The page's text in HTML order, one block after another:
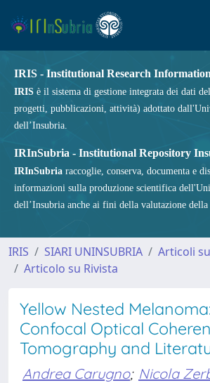
IRIS - Institutional Research
IRIS è il sistema di gestione integrata dei dati
progetti, pubblicazioni, attività) adottato
dell’Insubria.
IRInSubria - Institutional Repository
IRInSubria raccoglie, conserva, documenta e
informazioni sulla produzione scientifica
dell’Insubria anche ai fini della valutazione della
IRIS SIARI UNINSUBRIA
Articoli
Articolo su Rivista
Yellow Nested
Confocal Optical
Tomography and
Andrea Carugno; Nicola